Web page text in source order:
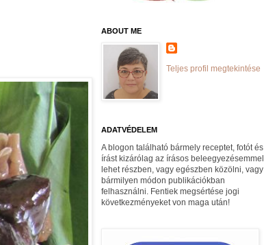
ABOUT ME
Teljes profil megtekintése
ADATVÉDELEM
A blogon található bármely receptet, fotót és
írást kizárólag az írásos beleegyezésemmel
lehet részben, vagy egészben közölni, vagy
bármilyen módon publikációkban
felhasználni. Fentiek megsértése jogi
következményeket von maga után!